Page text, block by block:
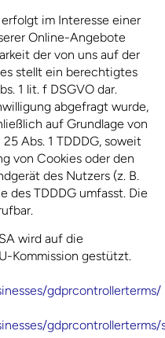
im Interesse einer
Online-Angebote
der von uns auf der
stellt ein berechtigtes
1 lit. f DSGVO dar.
abgefragt wurde,
auf Grundlage von
Abs. 1 TDDDG, soweit
von Cookies oder den
des Nutzers (z. B.
des TDDDG umfasst. Die
wird auf die
Kommission gestützt.
gdprcontrollerterms/
gdprcontrollerterms/